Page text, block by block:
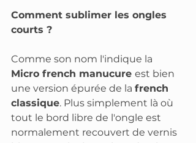
Comment sublimer les ongles
courts ?
Comme son nom l'indique la
Micro french manucure est bien
une version épurée de la french
classique. Plus simplement là où
tout le bord libre de l'ongle est
normalement recouvert de vernis